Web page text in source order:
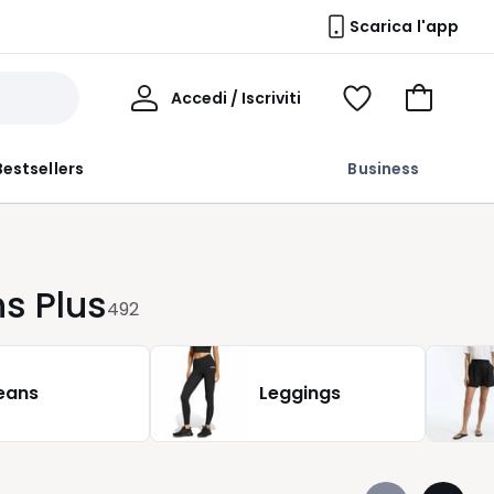
Scarica l'app
Business
Accedi / Iscriviti
Voir
Vai
Plus492
Leggings